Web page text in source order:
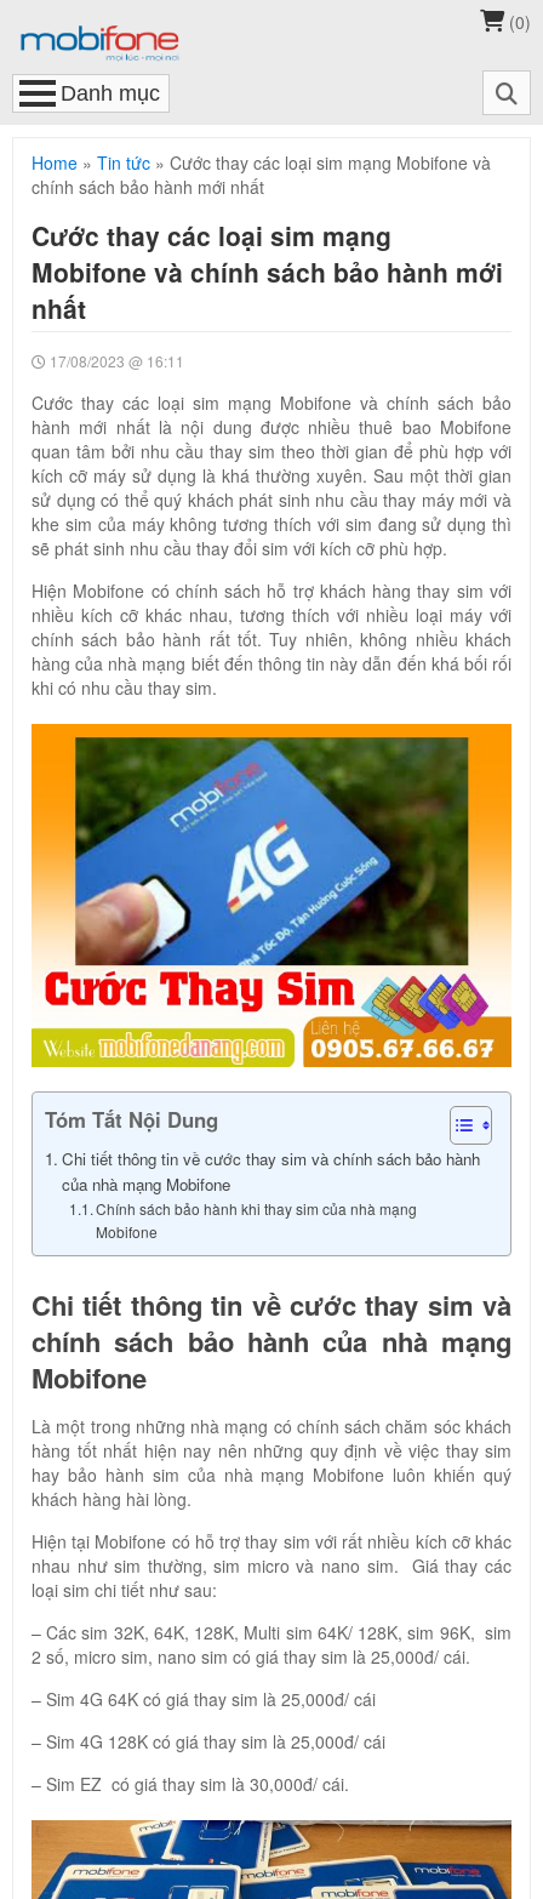
(0)
Home » Tin tức » Cước thay các loại sim mạng Mobifone và
chính sách bảo hành mới nhất
Cước thay các loại sim mạng
Mobifone và chính sách bảo hành mới
nhất
17/08/2023 @ 16:11
Cước thay các loại sim mạng Mobifone và chính sách bảo
hành mới nhất là nội dung được nhiều thuê bao Mobifone
quan tâm bởi nhu cầu thay sim theo thời gian để phù hợp với
kích cỡ máy sử dụng là khá thường xuyên. Sau một thời gian
sử dụng có thể quý khách phát sinh nhu cầu thay máy mới và
khe sim của máy không tương thích với sim đang sử dụng thì
sẽ phát sinh nhu cầu thay đổi sim với kích cỡ phù hợp.
Hiện Mobifone có chính sách hỗ trợ khách hàng thay sim với
nhiều kích cỡ khác nhau, tương thích với nhiều loại máy với
chính sách bảo hành rất tốt. Tuy nhiên, không nhiều khách
hàng của nhà mạng biết đến thông tin này dẫn đến khá bối rối
khi có nhu cầu thay sim.
Tóm Tắt Nội Dung
Chi tiết thông tin về cước thay sim và chính sách bảo hành
của nhà mạng Mobifone
Chính sách bảo hành khi thay sim của nhà mạng
Mobifone
Chi tiết thông tin về cước thay sim và
chính sách bảo hành của nhà mạng
Mobifone
Là một trong những nhà mạng có chính sách chăm sóc khách
hàng tốt nhất hiện nay nên những quy định về việc thay sim
hay bảo hành sim của nhà mạng Mobifone luôn khiến quý
khách hàng hài lòng.
Hiện tại Mobifone có hỗ trợ thay sim với rất nhiều kích cỡ khác
nhau như sim thường, sim micro và nano sim. Giá thay các
loại sim chi tiết như sau:
– Các sim 32K, 64K, 128K, Multi sim 64K/ 128K, sim 96K, sim
2 số, micro sim, nano sim có giá thay sim là 25,000đ/ cái.
– Sim 4G 64K có giá thay sim là 25,000đ/ cái
– Sim 4G 128K có giá thay sim là 25,000đ/ cái
– Sim EZ có giá thay sim là 30,000đ/ cái.